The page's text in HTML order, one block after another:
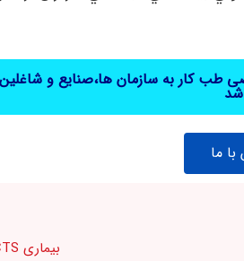
کار به سازمان ها،صنایع و شاغلین
ما
بیماری CTS( سندروم تونل کارپال)